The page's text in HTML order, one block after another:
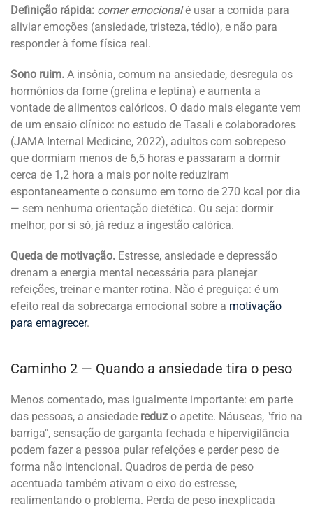
Definição rápida: comer emocionalé usar a comida para
aliviar emoções (ansiedade, tristeza, tédio), e não para
responder à fome física real.
Sono ruim. A insônia, comum na ansiedade, desregula os
hormônios da fome (grelina e leptina) e aumenta a
vontade de alimentos calóricos. O dado mais elegante vem
de um ensaio clínico: no estudo de Tasali e colaboradores
(JAMA Internal Medicine, 2022), adultos com sobrepeso
que dormiam menos de 6,5 horas e passaram a dormir
cerca de 1,2 hora a mais por noite reduziram
espontaneamente o consumo em torno de 270 kcal por dia
— sem nenhuma orientação dietética. Ou seja: dormir
melhor, por si só, já reduz a ingestão calórica.
Queda de motivação. Estresse, ansiedade e depressão
drenam a energia mental necessária para planejar
refeições, treinar e manter rotina. Não é preguiça: é um
efeito real da sobrecarga emocional sobre a motivação
para emagrecer.
Caminho 2 — Quando a ansiedade tira o peso
Menos comentado, mas igualmente importante: em parte
das pessoas, a ansiedade reduz o apetite. Náuseas, "frio na
barriga", sensação de garganta fechada e hipervigilância
podem fazer a pessoa pular refeições e perder peso de
forma não intencional. Quadros de perda de peso
acentuada também ativam o eixo do estresse,
realimentando o problema. Perda de peso inexplicada